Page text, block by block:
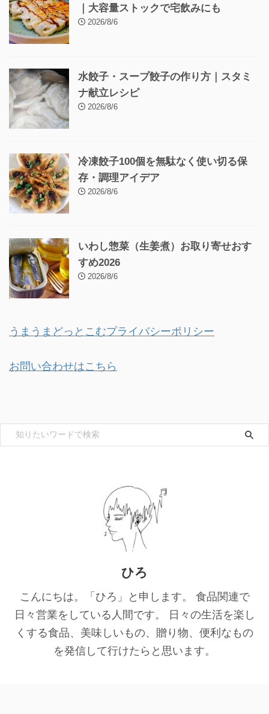
｜大容量ストックで宅飲みにも
2026/8/6
水餃子・スープ餃子の作り方｜スタミ
ナ献立レシピ
2026/8/6
冷凍餃子100個を無駄なく使い切る保
存・調理アイデア
2026/8/6
いわし惣菜（生姜煮）お取り寄せおす
すめ2026
2026/8/6
うまうまどっとこむプライバシーポリシー
お問い合わせはこちら
ひろ
こんにちは。「ひろ」と申します。 食品関連で
日々営業をしている人間です。 日々の生活を楽し
くする食品、美味しいもの、贈り物、便利なもの
を発信して行けたらと思います。